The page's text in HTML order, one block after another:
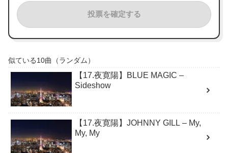
投票を確定する
似ている10曲（ランダム）
【17.夜寛陽】BLUE MAGIC –
Sideshow
【17.夜寛陽】JOHNNY GILL – My,
My, My